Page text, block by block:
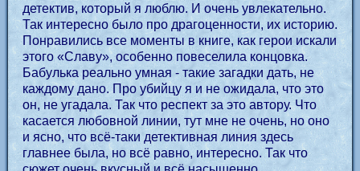
детектив, который я люблю. И очень увлекательно.
Так интересно было про драгоценности, их историю.
Понравились все моменты в книге, как герои искали
этого «Славу», особенно повеселила концовка.
Бабулька реально умная - такие загадки дать, не
каждому дано. Про убийцу я и не ожидала, что это
он, не угадала. Так что респект за это автору. Что
касается любовной линии, тут мне не очень, но оно
и ясно, что всё-таки детективная линия здесь
главнее была, но всё равно, интересно. Так что